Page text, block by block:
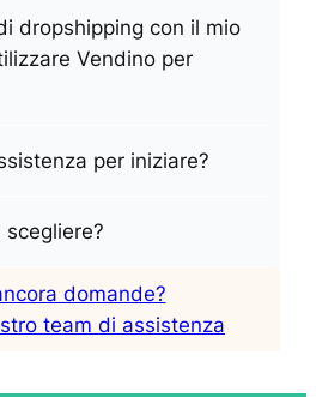
dropshipping con il mio
Vendino per
per iniziare?
scegliere?
domande?
team di assistenza